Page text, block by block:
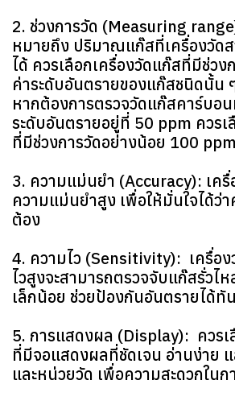
2. ช่วงการวัด (Measuring
หมายถึง ปริมาณแก๊สที่เครื่องวัด
ได้ ควรเลือกเครื่องวัดแก๊สที่มีช่วง
ค่าระดับอันตรายของแก๊สชนิดนั้น
หากต้องการตรวจวัดแก๊สคาร์บอ
ระดับอันตรายอยู่ที่ 50 ppm ควรเ
ที่มีช่วงการวัดอย่างน้อย 100 ppm
3. ความแม่นยำ (Accuracy): เค
ความแม่นยำสูง เพื่อให้มั่นใจได้ว่
ต้อง
4. ความไว (Sensitivity): เครื่อ
ไวสูงจะสามารถตรวจจับแก๊สรั่วไ
เล็กน้อย ช่วยป้องกันอันตรายได้ทั
5. การแสดงผล (Display): ควรเ
ที่มีจอแสดงผลที่ชัดเจน อ่านง่าย
และหน่วยวัด เพื่อความสะดวกในก